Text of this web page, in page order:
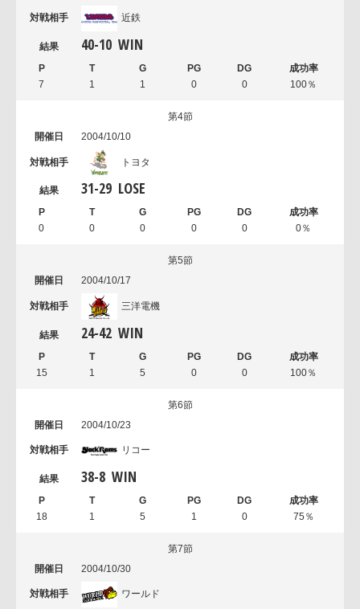
近鉄
40-10 WIN
7 1 1 0 0 100％
第4節
2004/10/10
トヨタ
31-29 LOSE
0 0 0 0 0 0％
第5節
2004/10/17
三洋電機
24-42 WIN
15 1 5 0 0 100％
第6節
2004/10/23
リコー
38-8 WIN
18 1 5 1 0 75％
第7節
2004/10/30
ワールド